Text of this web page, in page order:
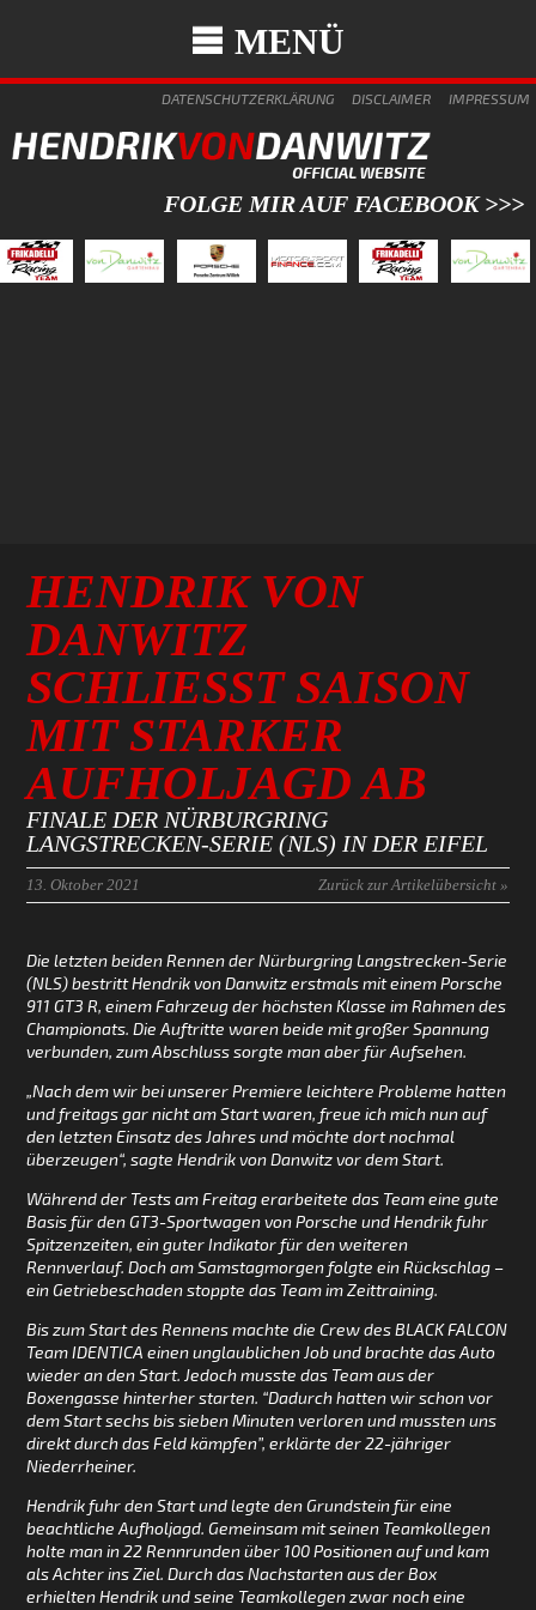
MENÜ
FOLGE MIR AUF FACEBOOK >>>
DATENSCHUTZERKLÄRUNG DISCLAIMER IMPRESSUM
HENDRIK VON
DANWITZ
SCHLIESST SAISON M
IT STARKER A
UFHOLJAGD AB
FINALE DER NÜRBURGRING
LANGSTRECKEN-SERIE (NLS) IN DER EIFEL
13. Oktober 2021 Zurück zur Artikelübersicht »
Die letzten beiden Rennen der Nürburgring Langstrecken-Serie
(NLS) bestritt Hendrik von Danwitz erstmals mit einem Porsche
911 GT3 R, einem Fahrzeug der höchsten Klasse im Rahmen des
Championats. Die Auftritte waren beide mit großer Spannung
verbunden, zum Abschluss sorgte man aber für Aufsehen.
„Nach dem wir bei unserer Premiere leichtere Probleme hatten
und freitags gar nicht am Start waren, freue ich mich nun auf
den letzten Einsatz des Jahres und möchte dort nochmal
überzeugen“, sagte Hendrik von Danwitz vor dem Start.
Während der Tests am Freitag erarbeitete das Team eine gute
Basis für den GT3-Sportwagen von Porsche und Hendrik fuhr
Spitzenzeiten, ein guter Indikator für den weiteren
Rennverlauf. Doch am Samstagmorgen folgte ein Rückschlag –
ein Getriebeschaden stoppte das Team im Zeittraining.
Bis zum Start des Rennens machte die Crew des BLACK FALCON
Team IDENTICA einen unglaublichen Job und brachte das Auto
wieder an den Start. Jedoch musste das Team aus der
Boxengasse hinterher starten. “Dadurch hatten wir schon vor
dem Start sechs bis sieben Minuten verloren und mussten uns
direkt durch das Feld kämpfen”, erklärte der 22-jähriger
Niederrheiner.
Hendrik fuhr den Start und legte den Grundstein für eine
beachtliche Aufholjagd. Gemeinsam mit seinen Teamkollegen
holte man in 22 Rennrunden über 100 Positionen auf und kam
als Achter ins Ziel. Durch das Nachstarten aus der Box
erhielten Hendrik und seine Teamkollegen zwar noch eine